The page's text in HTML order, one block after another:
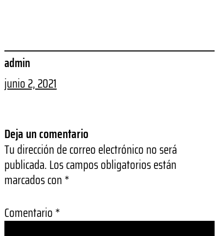
admin
junio 2, 2021
Deja un comentario
Tu dirección de correo electrónico no será
publicada.Los campos obligatorios están
marcados con*
Comentario*